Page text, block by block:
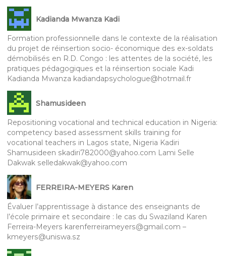
Kadianda Mwanza Kadi
Formation professionnelle dans le contexte de la réalisation
du projet de réinsertion socio- économique des ex-soldats
démobilisés en R.D. Congo : les attentes de la société, les
pratiques pédagogiques et la réinsertion sociale Kadi
Kadianda Mwanza kadiandapsychologue@hotmail.fr
Shamusideen
Repositioning vocational and technical education in Nigeria:
competency based assessment skills training for
vocational teachers in Lagos state, Nigeria Kadiri
Shamusideen skadiri782000@yahoo.com Lami Selle
Dakwak selledakwak@yahoo.com
FERREIRA-MEYERS Karen
Évaluer l’apprentissage à distance des enseignants de
l’école primaire et secondaire : le cas du Swaziland Karen
Ferreira-Meyers karenferreirameyers@gmail.com –
kmeyers@uniswa.sz